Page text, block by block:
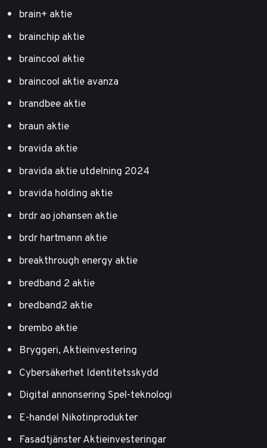
brain+ aktie
brainchip aktie
braincool aktie
braincool aktie avanza
brandbee aktie
braun aktie
bravida aktie
bravida aktie utdelning 2024
bravida holding aktie
brdr ao johansen aktie
brdr hartmann aktie
breakthrough energy aktie
bredband 2 aktie
bredband2 aktie
brembo aktie
Bryggeri, Aktieinvestering
Cybersäkerhet Identitetsskydd
Digital annonsering Spel-teknologi
E-handel Nikotinprodukter
Fasadtjänster Aktieinvesteringar